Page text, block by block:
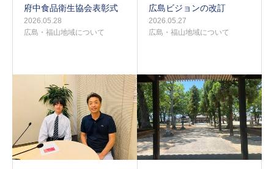
府中食品衛生協会表彰式
2026.05.28
広島・福山地域について
広島ビジョンの改訂
2026.05.27
広島・福山地域について